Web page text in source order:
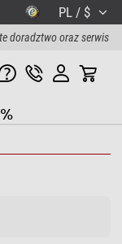
PL / $
doradztwo oraz serwis